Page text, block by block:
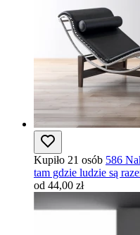
Kupiło 21 osób 586
tam gdzie ludzie są
od 44,00 zł